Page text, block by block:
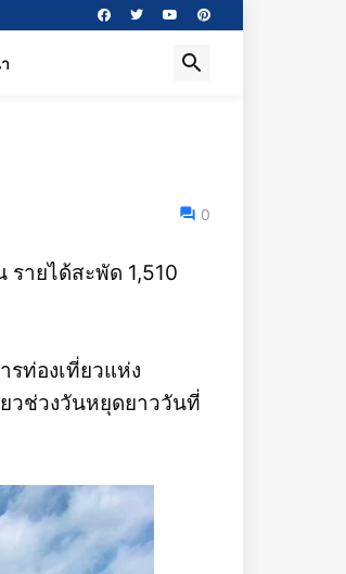
0
ายได้สะพัด 1,510
ท่องเที่ยวแห่ง
วช่วงวันหยุดยาววันที่